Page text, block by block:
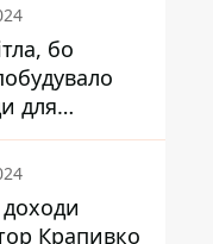
бо
для
Крапивко